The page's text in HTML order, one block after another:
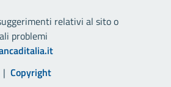
relativi al sito o
problemi
Copyright